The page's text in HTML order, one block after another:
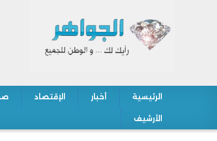
Main navigation
الرئيسية أخبار الإقتصاد
الأرشيف